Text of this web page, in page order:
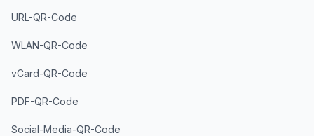
URL-QR-Code
WLAN-QR-Code
vCard-QR-Code
PDF-QR-Code
Social-Media-QR-Code